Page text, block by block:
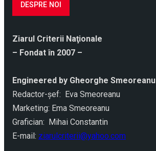
DESPRE NOI
Ziarul Criterii Naţionale
– Fondat în 2007 –
Engineered by Gheorghe Smeoreanu
Redactor-şef: Eva Smeoreanu
Marketing: Ema Smeoreanu
Grafician: Mihai Constantin
E-mail: ziarulcriterii@yahoo.com